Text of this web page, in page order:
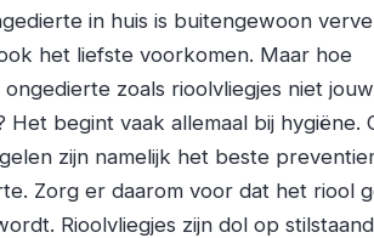
in huis is buitengewoon
het liefste voorkomen. Maar hoe
zoals rioolvliegjes niet
Het begint vaak allemaal bij hygiëne.
zijn namelijk het beste
Zorg er daarom voor dat het riool
Rioolvliegjes zijn dol op stilstaand